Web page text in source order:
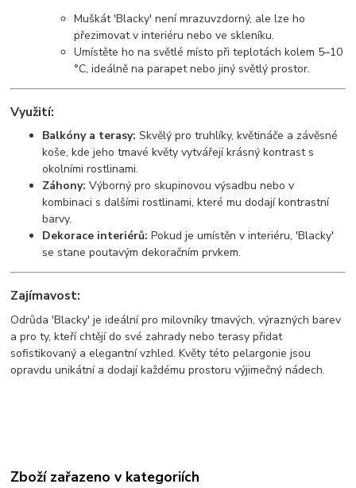
Muškát 'Blacky' není mrazuvzdorný, ale lze ho
přezimovat v interiéru nebo ve skleníku.
Umístěte ho na světlé místo při teplotách kolem 5–10
°C, ideálně na parapet nebo jiný světlý prostor.
Využití:
Balkóny a terasy: Skvělý pro truhlíky, květináče a závěsné
koše, kde jeho tmavé květy vytvářejí krásný kontrast s
okolními rostlinami.
Záhony: Výborný pro skupinovou výsadbu nebo v
kombinaci s dalšími rostlinami, které mu dodají kontrastní
barvy.
Dekorace interiérů: Pokud je umístěn v interiéru, 'Blacky'
se stane poutavým dekoračním prvkem.
Zajímavost:
Odrůda 'Blacky' je ideální pro milovníky tmavých, výrazných barev
a pro ty, kteří chtějí do své zahrady nebo terasy přidat
sofistikovaný a elegantní vzhled. Květy této pelargonie jsou
opravdu unikátní a dodají každému prostoru výjimečný nádech.
Zboží zařazeno v kategoriích